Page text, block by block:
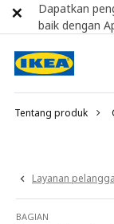
Tentang produk
Layanan
BAGIAN
Dapatkan
baik dengan